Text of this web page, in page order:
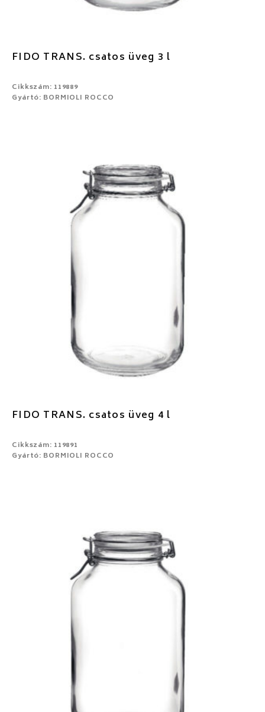
FIDO TRANS. csatos üveg 3 l
Cikkszám: 119889
Gyártó: BORMIOLI ROCCO
FIDO TRANS. csatos üveg 4 l
Cikkszám: 119891
Gyártó: BORMIOLI ROCCO